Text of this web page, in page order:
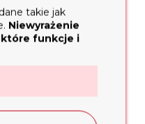
takie jak
Niewyrażenie
funkcje i